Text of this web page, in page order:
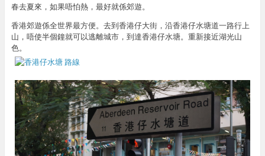
春去夏來，如果唔怕熱，最好就係郊遊。
香港郊遊係全世界最方便。去到香港仔大街，沿香港仔水塘道一路行上
山，唔使半個鐘就可以逃離城市，到達香港仔水塘。重新接近湖光山
色。